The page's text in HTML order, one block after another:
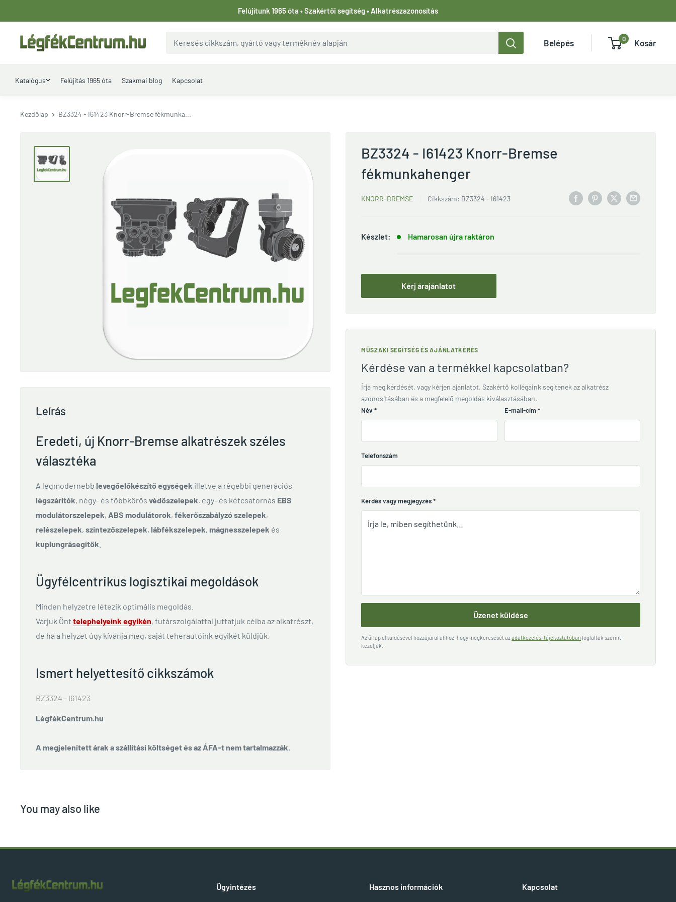
a
tartalomhoz
Felújítunk 1965 óta • Szakértői segítség • Alkatrészazonosítás
LegfekCentrum.hu Belépés 0 Kosár
Katalógus Felújítás 1965 óta Szakmai blog Kapcsolat
Kezdőlap BZ3324 - I61423 Knorr-Bremse fékmunka...
BZ3324 - I61423 Knorr-Bremse
fékmunkahenger
KNORR-BREMSE Cikkszám: BZ3324 - I61423
Készlet: Hamarosan újra raktáron
Kérj árajánlatot
MŰSZAKI SEGÍTSÉG ÉS AJÁNLATKÉRÉS
Kérdése van a termékkel kapcsolatban?
Írja meg kérdését, vagy kérjen ajánlatot. Szakértő kollégáink segítenek az alkatrész
azonosításában és a megfelelő megoldás kiválasztásában.
Név * E-mail-cím *
Telefonszám
Kérdés vagy megjegyzés*
Üzenet küldése
Az űrlap elküldésével hozzájárul ahhoz, hogy megkeresését azadatkezelési tájékoztatóban foglaltak szerint
kezeljük.
Leírás
Eredeti, új Knorr-Bremse alkatrészek széles
választéka
A legmodernebb levegőelőkészítő egységek illetve a régebbi generációs
légszárítók, négy- és többkörös védőszelepek, egy- és kétcsatornás EBS
modulátorszelepek, ABS modulátorok, fékerőszabályzó szelepek,
relészelepek, szintezőszelepek, lábfékszelepek, mágnesszelepek és
kuplungrásegítők
Ügyfélcentrikus logisztikai megoldások
Minden helyzetre létezik optimális megoldás.
Várjuk Önt telephelyeink egyikén, futárszolgálattal juttatjuk célba az alkatrészt,
de ha a helyzet úgy kívánja meg, saját teherautóink egyikét küldjük.
Ismert helyettesítő cikkszámok
BZ3324 - I61423
LégfékCentrum.hu
A megjelenített árak a szállítási költséget és az ÁFA-t nem tartalmazzák.
You may also like
Ügyintézés Hasznos információk Kapcsolat